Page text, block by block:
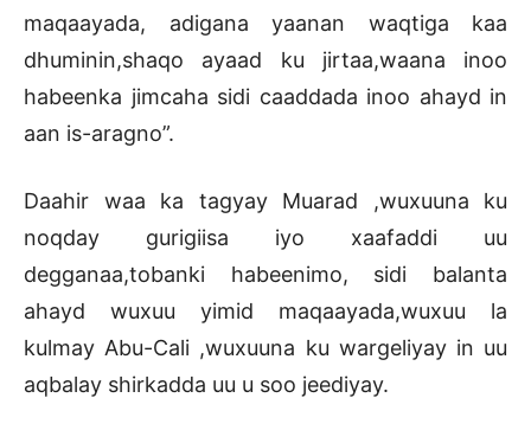
maqaayada, adigana yaanan waqtiga kaa
dhuminin,shaqo ayaad ku jirtaa,waana inoo
habeenka jimcaha sidi caaddada inoo ahayd in
aan is-aragno”.
Daahir waa ka tagyay Muarad ,wuxuuna ku
noqday gurigiisa iyo xaafaddi uu
degganaa,tobanki habeenimo, sidi balanta
ahayd wuxuu yimid maqaayada,wuxuu la
kulmay Abu-Cali ,wuxuuna ku wargeliyay in uu
aqbalay shirkadda uu u soo jeediyay.